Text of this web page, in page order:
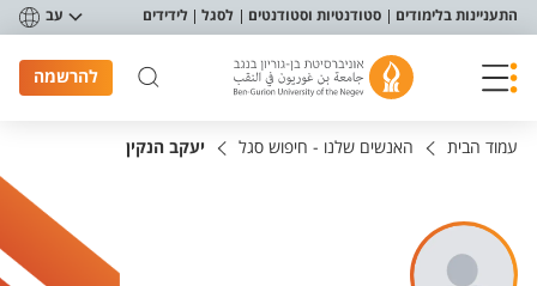
תפריט נגישות
התעניינות בלימודים סטודנטיות וסטודנטים לסגל לידידים עב
להרשמה
עמוד הבית האנשים שלנו - חיפוש סגל יעקב הנקין